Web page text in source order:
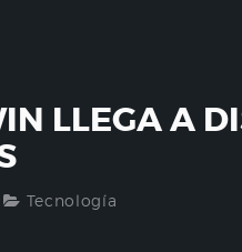
LLEGA A
Tecnología